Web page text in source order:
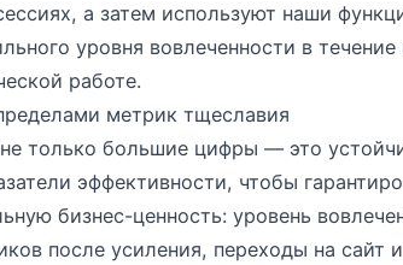
а затем используют наши
уровня вовлеченности в течение
работе.
метрик тщеславия
только большие цифры — это
эффективности, чтобы
бизнес-ценность: уровень
после усиления, переходы на сайт